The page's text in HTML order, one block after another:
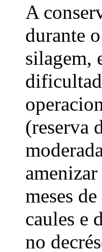
A
durante
silagem,
(reserva
meses
caules e
no